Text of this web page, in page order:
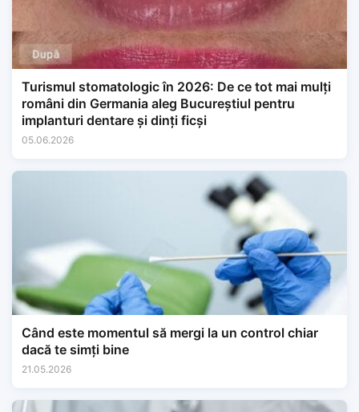
Turismul stomatologic în 2026: De ce tot mai mulți
români din Germania aleg Bucureștiul pentru
implanturi dentare și dinți ficși
05.06.2026
Când este momentul să mergi la un control chiar
dacă te simți bine
21.05.2026